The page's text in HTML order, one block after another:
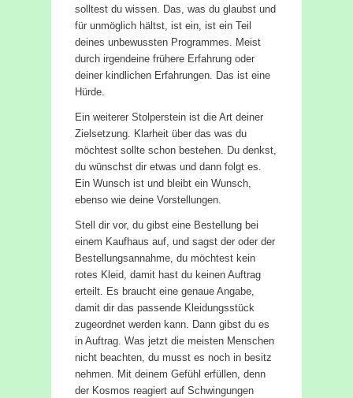
solltest du wissen. Das, was du glaubst und
für unmöglich hältst, ist ein, ist ein Teil
deines unbewussten Programmes. Meist
durch irgendeine frühere Erfahrung oder
deiner kindlichen Erfahrungen. Das ist eine
Hürde.
Ein weiterer Stolperstein ist die Art deiner
Zielsetzung. Klarheit über das was du
möchtest sollte schon bestehen. Du denkst,
du wünschst dir etwas und dann folgt es.
Ein Wunsch ist und bleibt ein Wunsch,
ebenso wie deine Vorstellungen.
Stell dir vor, du gibst eine Bestellung bei
einem Kaufhaus auf, und sagst der oder der
Bestellungsannahme, du möchtest kein
rotes Kleid, damit hast du keinen Auftrag
erteilt. Es braucht eine genaue Angabe,
damit dir das passende Kleidungsstück
zugeordnet werden kann. Dann gibst du es
in Auftrag. Was jetzt die meisten Menschen
nicht beachten, du musst es noch in besitz
nehmen. Mit deinem Gefühl erfüllen, denn
der Kosmos reagiert auf Schwingungen